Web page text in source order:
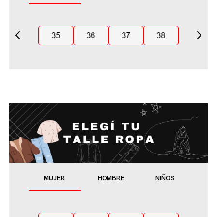
35 36 37 38
MUJER HOMBRE NIÑOS